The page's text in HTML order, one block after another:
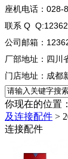
座机电话：028-
联系 Q
公司邮箱：
厂部地址：四川
门店地址：成都
你现在的位置：
及连接配件 >
连接配件